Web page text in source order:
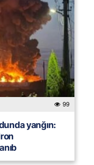
99
yanğın: